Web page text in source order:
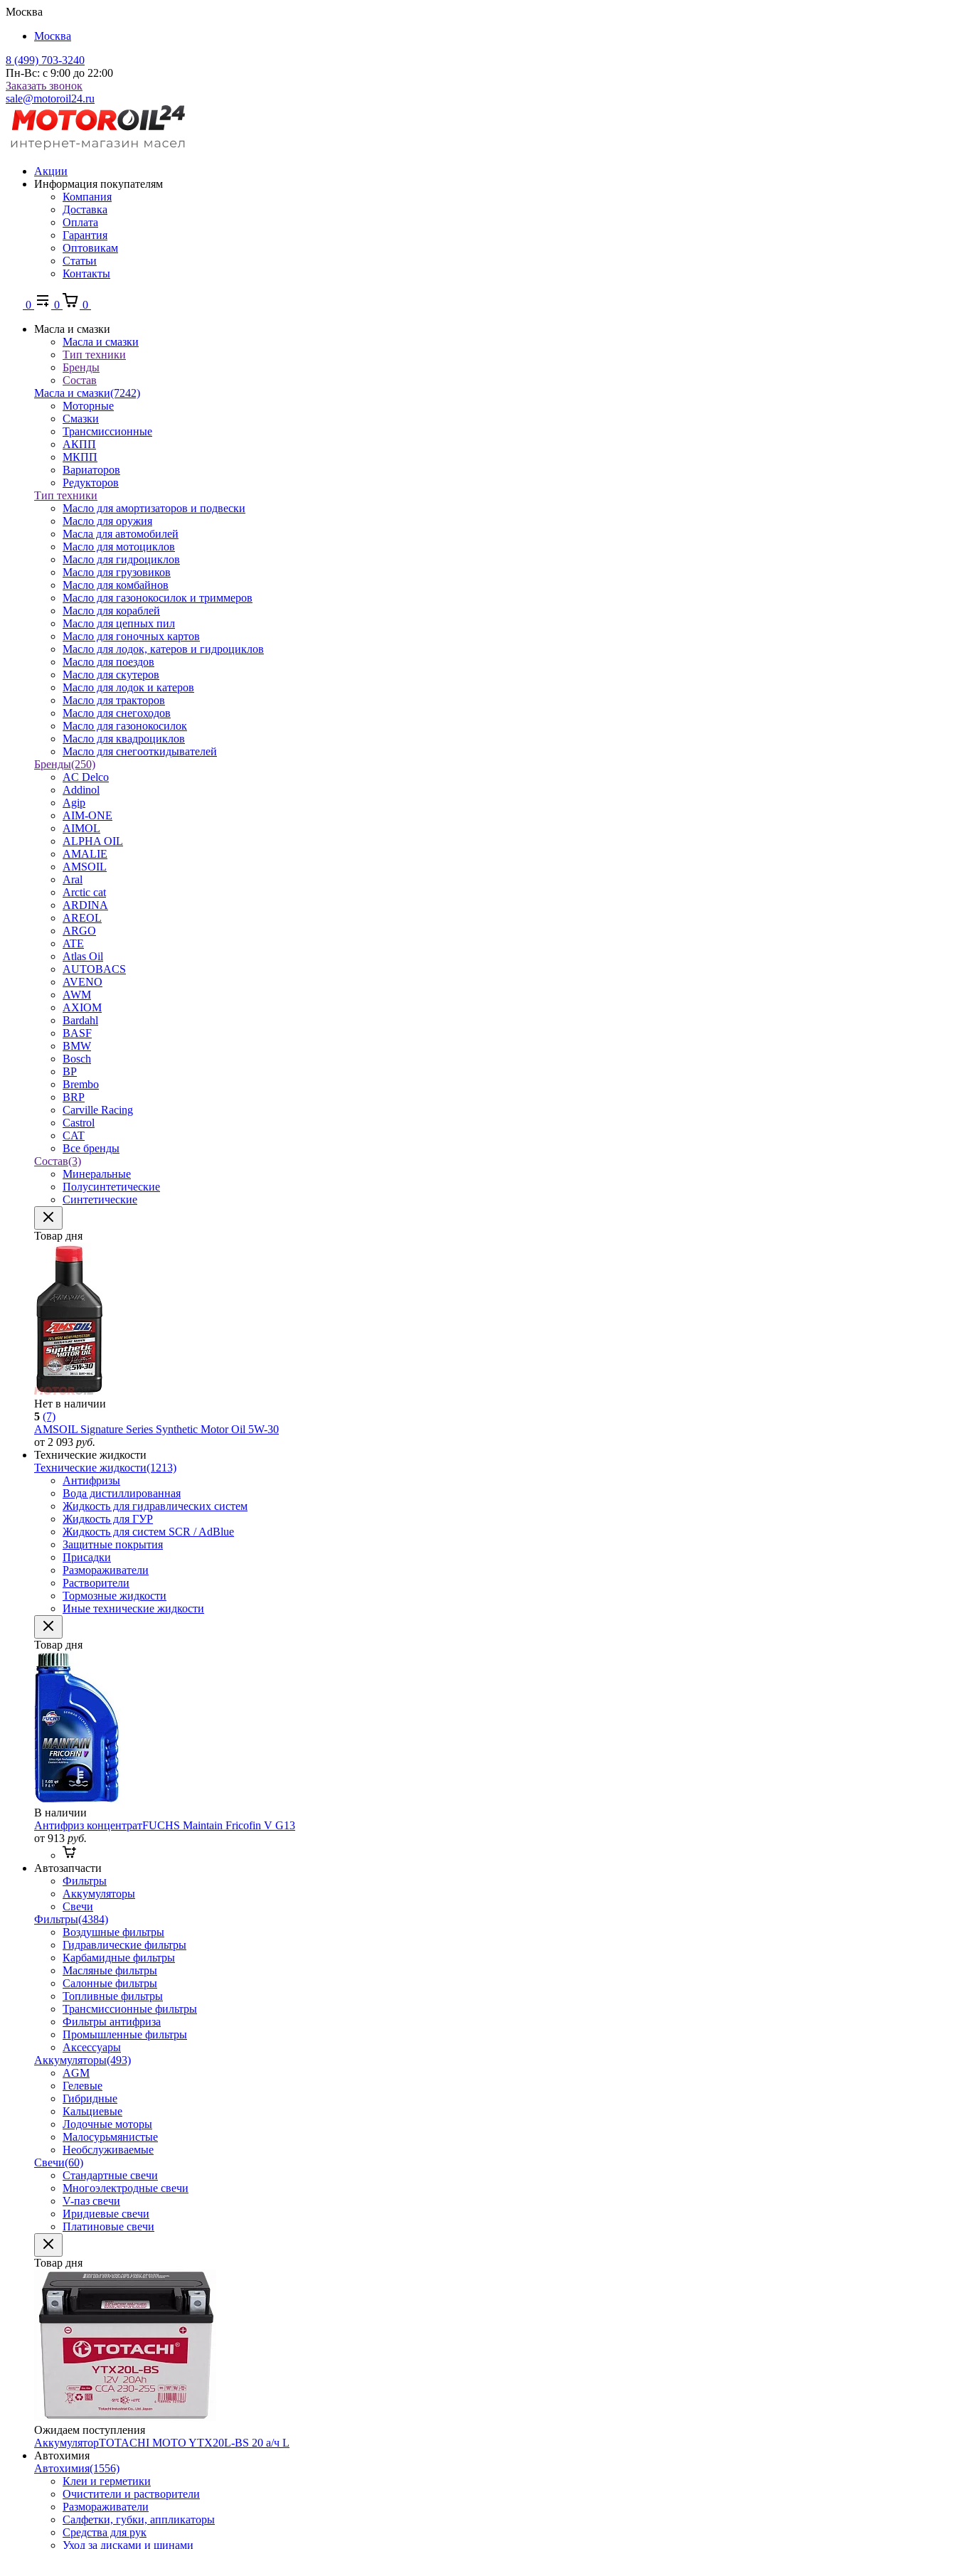
Москва
Москва
8 (499) 703-3240
Пн-Вс: с 9:00 до 22:00
Заказать звонок
sale@motoroil24.ru
Акции
Информация покупателям
Компания
Доставка
Оплата
Гарантия
Оптовикам
Статьи
Контакты
0 0
0
Масла и смазки
Масла и смазки
Тип техники
Бренды
Состав
Масла и смазки(7242)
Моторные
Смазки
Трансмиссионные
АКПП
МКПП
Вариаторов
Редукторов
Тип техники
Масло для амортизаторов и подвески
Масло для оружия
Масла для автомобилей
Масло для мотоциклов
Масло для гидроциклов
Масло для грузовиков
Масло для комбайнов
Масло для газонокосилок и триммеров
Масло для кораблей
Масло для цепных пил
Масло для гоночных картов
Масло для лодок, катеров и гидроциклов
Масло для поездов
Масло для скутеров
Масло для лодок и катеров
Масло для тракторов
Масло для снегоходов
Масло для газонокосилок
Масло для квадроциклов
Масло для снегооткидывателей
Бренды(250)
AC Delco
Addinol
Agip
AIM-ONE
AIMOL
ALPHA OIL
AMALIE
AMSOIL
Aral
Arctic cat
ARDINA
AREOL
ARGO
ATE
Atlas Oil
AUTOBACS
AVENO
AWM
AXIOM
Bardahl
BASF
BMW
Bosch
BP
Brembo
BRP
Carville Racing
Castrol
CAT
Все бренды
Состав(3)
Минеральные
Полусинтетические
Синтетические
Товар дня
Нет в наличии
5 (7)
AMSOIL Signature Series Synthetic Motor Oil 5W-30
от 2 093 руб.
Технические жидкости
Технические жидкости(1213)
Антифризы
Вода дистиллированная
Жидкость для гидравлических систем
Жидкость для ГУР
Жидкость для систем SCR / AdBlue
Защитные покрытия
Присадки
Размораживатели
Растворители
Тормозные жидкости
Иные технические жидкости
Товар дня
В наличии
Антифриз концентратFUCHS Maintain Fricofin V G13
от 913 руб.
Автозапчасти
Фильтры
Аккумуляторы
Свечи
Фильтры(4384)
Воздушные фильтры
Гидравлические фильтры
Карбамидные фильтры
Масляные фильтры
Салонные фильтры
Топливные фильтры
Трансмиссионные фильтры
Фильтры антифриза
Промышленные фильтры
Аксессуары
Аккумуляторы(493)
AGM
Гелевые
Гибридные
Кальциевые
Лодочные моторы
Малосурьмянистые
Необслуживаемые
Свечи(60)
Стандартные свечи
Многоэлектродные свечи
V-паз свечи
Иридиевые свечи
Платиновые свечи
Товар дня
Ожидаем поступления
АккумуляторTOTACHI MOTO YTX20L-BS 20 а/ч L
Автохимия
Автохимия(1556)
Клеи и герметики
Очистители и растворители
Размораживатели
Салфетки, губки, аппликаторы
Средства для рук
Уход за дисками и шинами